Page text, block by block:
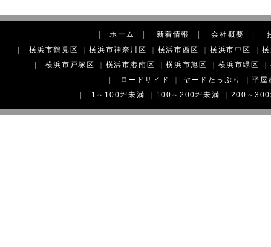
|ホーム 新着情報 |会社概要
横浜市鶴見区 ｜横浜市神奈川区 横浜市西区 ｜横浜市中区 ｜
横浜市戸塚区 横浜市港南区 ｜横浜市旭区 横浜市緑区
ロードサイド ヤードたっぷり ｜平屋
1～100坪未満 100～200坪未満 200～300